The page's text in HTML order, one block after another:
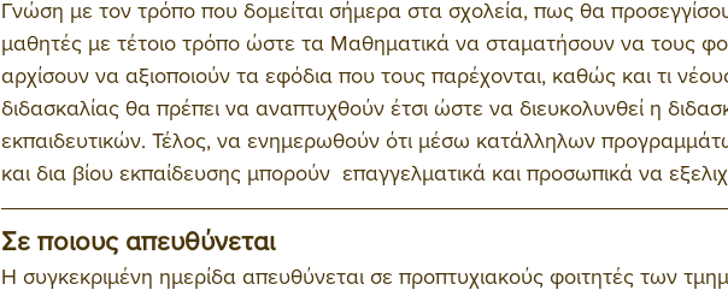
Γνώση με τον τρόπο που δομείται σήμερα στα σχολεία, πως θα
μαθητές με τέτοιο τρόπο ώστε τα Μαθηματικά να σταματήσουν να τους
αρχίσουν να αξιοποιούν τα εφόδια που τους παρέχονται, καθώς και τι
διδασκαλίας θα πρέπει να αναπτυχθούν έτσι ώστε να διευκολυνθεί η
εκπαιδευτικών. Τέλος, να ενημερωθούν ότι μέσω κατάλληλων
και δια βίου εκπαίδευσης μπορούν  επαγγελματικά και προσωπικά να
Σε ποιους απευθύνεται
Η συγκεκριμένη ημερίδα απευθύνεται σε προπτυχιακούς φοιτητές των